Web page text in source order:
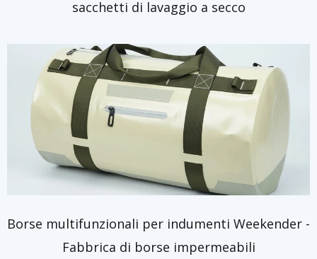
sacchetti di lavaggio a secco
Borse multifunzionali per indumenti Weekender -
Fabbrica di borse impermeabili